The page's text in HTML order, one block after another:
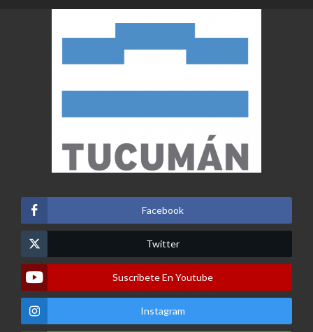
entradas
Facebook
Twitter
Suscribete En Youtube
Instagram